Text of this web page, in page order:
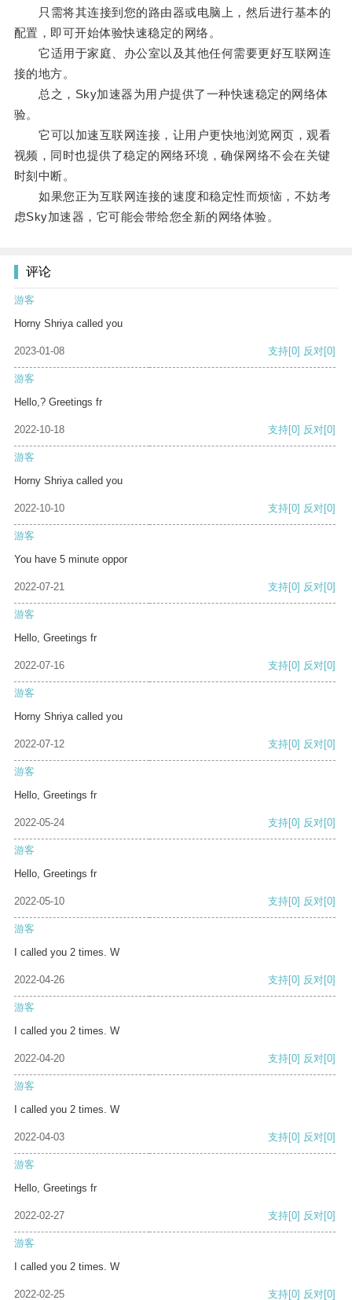
只需将其连接到您的路由器或电脑上，然后进行基本的
配置，即可开始体验快速稳定的网络。
它适用于家庭、办公室以及其他任何需要更好互联网连
接的地方。
总之，Sky加速器为用户提供了一种快速稳定的网络体
验。
它可以加速互联网连接，让用户更快地浏览网页，观看
视频，同时也提供了稳定的网络环境，确保网络不会在关键
时刻中断。
如果您正为互联网连接的速度和稳定性而烦恼，不妨考
虑Sky加速器，它可能会带给您全新的网络体验。
评论
游客
Horny Shriya called you
2023-01-08 支持[0] 反对[0]
游客
Hello,? Greetings fr
2022-10-18 支持[0] 反对[0]
游客
Horny Shriya called you
2022-10-10 支持[0] 反对[0]
游客
You have 5 minute oppor
2022-07-21 支持[0] 反对[0]
游客
Hello, Greetings fr
2022-07-16 支持[0] 反对[0]
游客
Horny Shriya called you
2022-07-12 支持[0] 反对[0]
游客
Hello, Greetings fr
2022-05-24 支持[0] 反对[0]
游客
Hello, Greetings fr
2022-05-10 支持[0] 反对[0]
游客
I called you 2 times. W
2022-04-26 支持[0] 反对[0]
游客
I called you 2 times. W
2022-04-20 支持[0] 反对[0]
游客
I called you 2 times. W
2022-04-03 支持[0] 反对[0]
游客
Hello, Greetings fr
2022-02-27 支持[0] 反对[0]
游客
I called you 2 times. W
2022-02-25 支持[0] 反对[0]